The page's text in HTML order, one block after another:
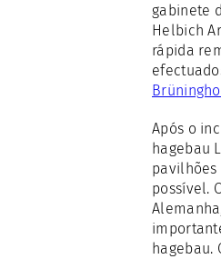
gabinete
Helbich
rápida
Após o
hagebau
possível.
hagebau.